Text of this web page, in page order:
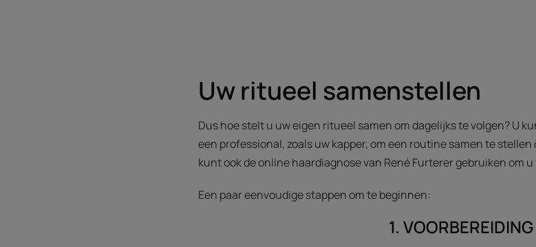
Uw ritueel samenstellen
Dus hoe stelt u uw eigen ritueel samen om dagelijks te volgen? U
een professional, zoals uw kapper, om een routine samen te
kunt ook de online haardiagnose van René Furterer gebruiken om
Een paar eenvoudige stappen om te beginnen:
1. VOORBEREIDING